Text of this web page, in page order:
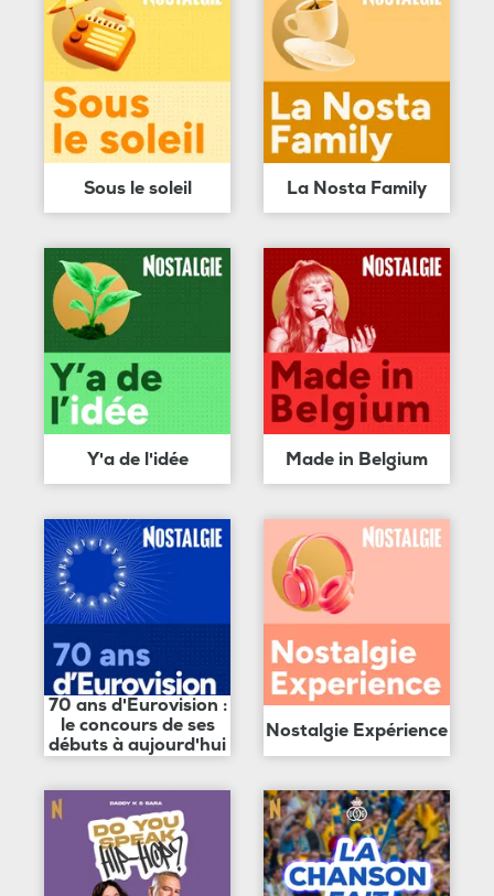
Sous le soleil La Nosta Family
Y'a de l'idée Made in Belgium
70 ans d'Eurovision :
le concours de ses
débuts à aujourd'hui
Nostalgie Expérience